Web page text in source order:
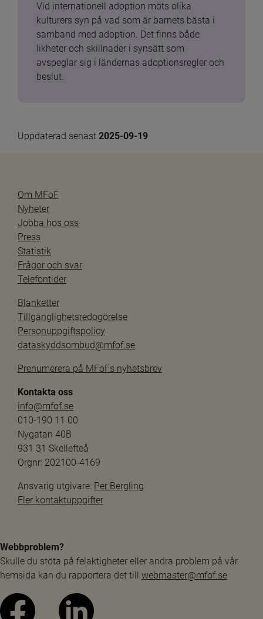
Vid internationell adoption möts olika
kulturers syn på vad som är barnets bästa i
samband med adoption. Det finns både
likheter och skillnader i synsätt som
avspeglar sig i ländernas adoptionsregler och
beslut.
Uppdaterad senast 2025-09-19
Om MFoF
Nyheter
Jobba hos oss
Press
Statistik
Frågor och svar
Telefontider
Blanketter
Tillgänglighetsredogörelse
Personuppgiftspolicy
dataskyddsombud@mfof.se
Prenumerera på MFoFs nyhetsbrev
Kontakta oss
info@mfof.se
010-190 11 00
Nygatan 40B
931 31 Skellefteå
Orgnr: 202100-4169
Ansvarig utgivare: Per Bergling
Fler kontaktuppgifter
Webbproblem?
Skulle du stöta på felaktigheter eller andra problem på vår
hemsida kan du rapportera det till webmaster@mfof.se